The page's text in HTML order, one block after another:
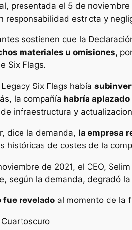
presentada el 5 de
responsabilidad estricta y
sostienen que la
materiales u omisiones,
Six Flags.
Six Flags había
la compañía habría
infraestructura y
dice la demanda, la empresa
históricas de costes de la
de 2021, el CEO,
según la demanda, degradó
fue revelado al momento de la